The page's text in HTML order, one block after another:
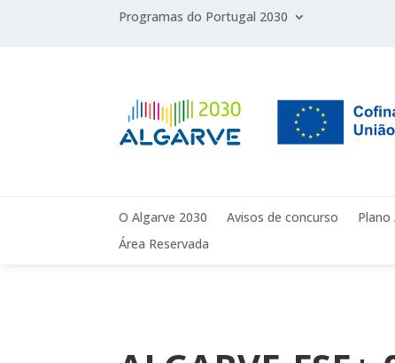
Programas do Portugal 2030
O Algarve 2030 Avisos de concurso Plano
Área Reservada